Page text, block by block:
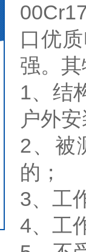
口优
强。
1、结
户外
2、被
的；
3、工
4、工